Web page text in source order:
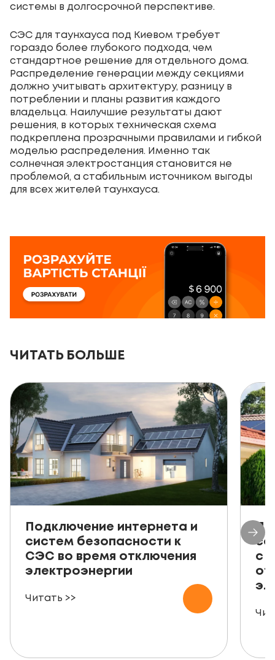
системы в долгосрочной перспективе.
СЭС для таунхауса под Киевом требует
гораздо более глубокого подхода, чем
стандартное решение для отдельного дома.
Распределение генерации между секциями
должно учитывать архитектуру, разницу в
потреблении и планы развития каждого
владельца. Наилучшие результаты дают
решения, в которых техническая схема
подкреплена прозрачными правилами и гибкой
моделью распределения. Именно так
солнечная электростанция становится не
проблемой, а стабильным источником выгоды
для всех жителей таунхауса.
ЧИТАТЬ БОЛЬШЕ
Подключение интернета и
систем безопасности к
СЭС во время отключения
электроэнергии
Читать >>
с